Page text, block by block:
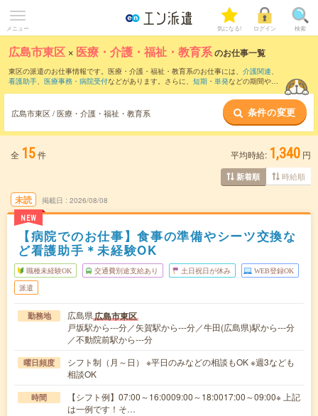
メニュー 気になる! ログイン 検索
広島市東区 × 医療・介護・福祉・教育系のお仕事一覧
東区の派遣のお仕事情報です。医療・介護・福祉・教育系のお仕事には、 介護関連、
看護助手、 医療事務・病院受付などがあります。さらに、 短期 ・ 単発などの期間や、
広島市東区 / 医療・介護・福祉・教育系 条件の変更
全 15件 平均時給: 1,340 円
新着順 時給順
未読
NEW
掲載日 2026/08/08
【病院でのお仕事】食事の準備やシーツ交換な
ど看護助手＊未経験OK
職種未経験OK 交通費別途支給あり 土日祝日が休み WEB登録OK
派遣
勤務地 広島県広島市東区
戸坂駅から---分／矢賀駅から---分／牛田(広島県)駅から---分
／不動院前駅から---分
曜日頻度
シフト制（月～日） ※平日のみなどの相談もOK ※週3なども
相談OK
時間
【シフト例】07:00～16:0009:00～18:0017:00～09:00※ 上記
は一例です！そ…